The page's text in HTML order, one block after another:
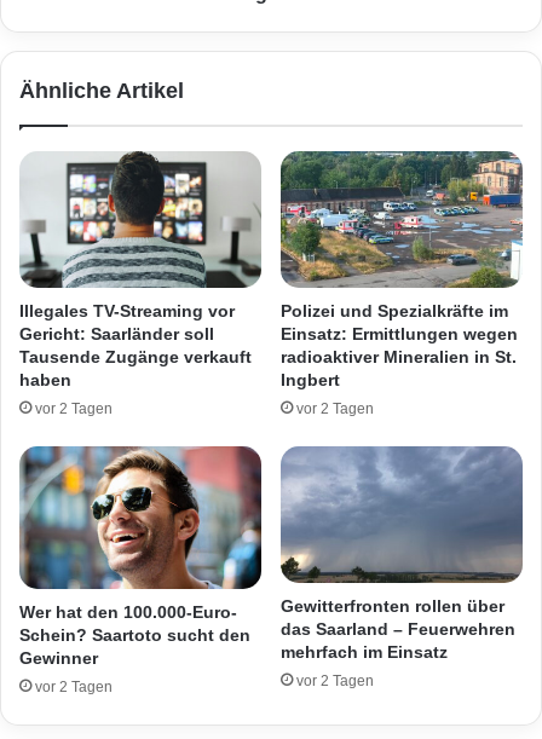
i
r
G
r
e
n
h
e
i
n
F
l
m
m
e
n
S
a
l
u
i
s
-
o
d
e
n
i
n
i
n
e
K
Ähnliche Artikel
Illegales TV-Streaming vor
Gericht: Saarländer soll
Tausende Zugänge verkauft
haben
vor 2 Tagen
Polizei und Spezialkräfte im
Einsatz: Ermittlungen wegen
radioaktiver Mineralien in St.
Ingbert
vor 2 Tagen
Wer hat den 100.000-Euro-
Schein? Saartoto sucht den
Gewinner
vor 2 Tagen
Gewitterfronten rollen über
das Saarland – Feuerwehren
mehrfach im Einsatz
vor 2 Tagen